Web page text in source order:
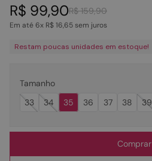
R$ 159,90
R$ 99,90
Em até6x R$16,65sem juros
Restam poucas unidades em estoque!
Tamanho
33
34 35 36 37 38 39
Comprar
4º
sandalia
5º
bota
6º
tamanco
sapatilha
couro
10º rasteirinhas